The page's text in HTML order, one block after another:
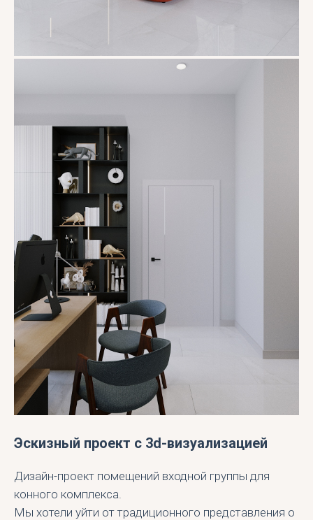
Эскизный проект с 3d-визуализацией
Дизайн-проект помещений входной группы для
конного комплекса.
Мы хотели уйти от традиционного представления о